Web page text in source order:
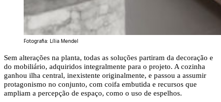
Fotografia: Lília Mendel
Sem alterações na planta, todas as soluções partiram da decoração e
do mobiliário, adquiridos integralmente para o projeto. A cozinha
ganhou ilha central, inexistente originalmente, e passou a assumir
protagonismo no conjunto, com coifa embutida e recursos que
ampliam a percepção de espaço, como o uso de espelhos.